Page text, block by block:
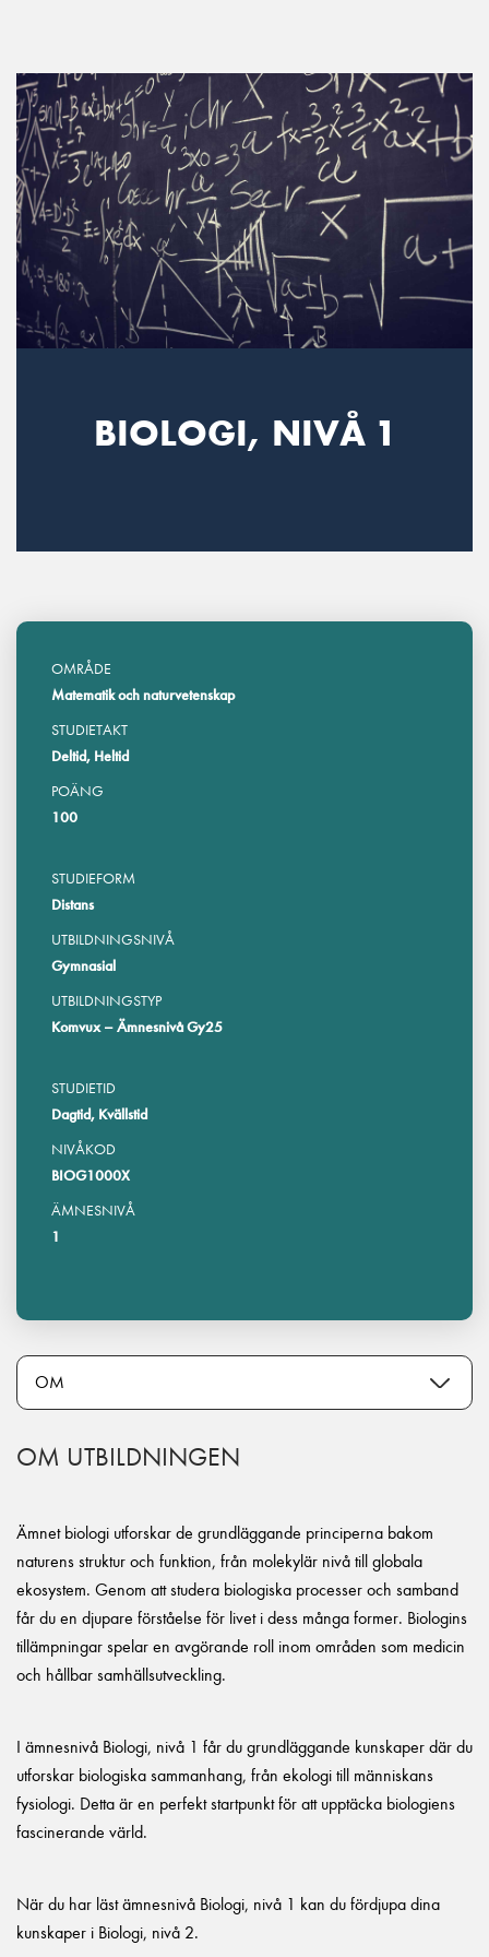
Main Navigation
BIOLOGI, NIVÅ 1
OMRÅDE
Matematik och naturvetenskap
STUDIETAKT
Deltid, Heltid
POÄNG
100
STUDIEFORM
Distans
UTBILDNINGSNIVÅ
Gymnasial
UTBILDNINGSTYP
Komvux – Ämnesnivå Gy25
STUDIETID
Dagtid, Kvällstid
NIVÅKOD
BIOG1000X
ÄMNESNIVÅ
1
OM UTBILDNINGEN
Ämnet biologi utforskar de grundläggande principerna bakom
naturens struktur och funktion, från molekylär nivå till globala
ekosystem. Genom att studera biologiska processer och samband
får du en djupare förståelse för livet i dess många former. Biologins
tillämpningar spelar en avgörande roll inom områden som medicin
och hållbar samhällsutveckling.
I ämnesnivå Biologi, nivå 1 får du grundläggande kunskaper där du
utforskar biologiska sammanhang, från ekologi till människans
fysiologi. Detta är en perfekt startpunkt för att upptäcka biologiens
fascinerande värld.
När du har läst ämnesnivå Biologi, nivå 1 kan du fördjupa dina
kunskaper i Biologi, nivå 2.